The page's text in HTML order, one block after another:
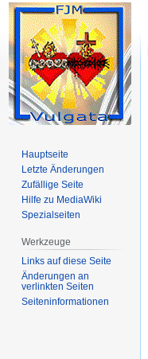
Hauptseite
Letzte Änderungen
Zufällige Seite
Hilfe zu MediaWiki
Spezialseiten
Werkzeuge
Links auf diese Seite
Änderungen an
verlinkten Seiten
Seiten­­informationen